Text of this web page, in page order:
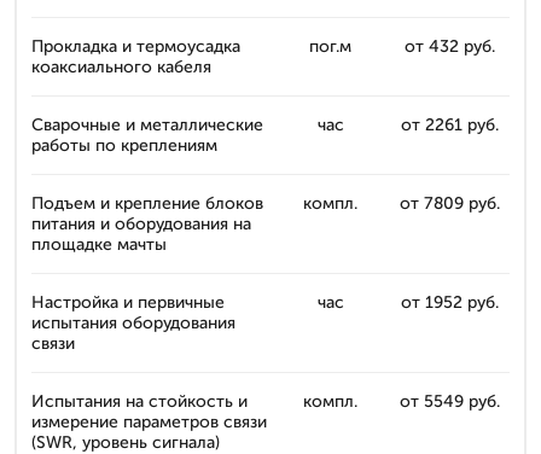
Прокладка и термоусадка
коаксиального кабеля
пог.м от 432 руб.
Сварочные и металлические
работы по креплениям
час от 2261 руб.
Подъем и крепление блоков
питания и оборудования на
площадке мачты
компл. от 7809 руб.
Настройка и первичные
испытания оборудования
связи
час от 1952 руб.
Испытания на стойкость и
измерение параметров связи
(SWR, уровень сигнала)
компл. от 5549 руб.